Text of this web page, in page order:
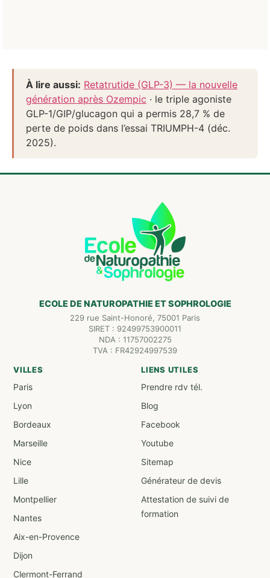
À lire aussi: Retatrutide (GLP-3) — la nouvelle
génération après Ozempic · le triple agoniste
GLP-1/GIP/glucagon qui a permis 28,7 % de
perte de poids dans l’essai TRIUMPH-4 (déc.
2025).
ECOLE DE NATUROPATHIE ET SOPHROLOGIE
229 rue Saint-Honoré, 75001 Paris
SIRET : 92499753900011
NDA : 11757002275
TVA : FR42924997539
VILLES
Paris
Lyon
Bordeaux
Marseille
Nice
Lille
Montpellier
Nantes
Aix-en-Provence
Dijon
Clermont-Ferrand
LIENS UTILES
Prendre rdv tél.
Blog
Facebook
Youtube
Sitemap
Générateur de devis
Attestation de suivi de
formation